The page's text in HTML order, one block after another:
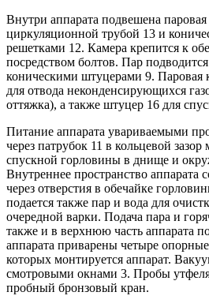
Внутри аппарата подвешена
циркуляционной трубой 13 и
решетками 12. Камера крепится к
посредством болтов. Пар
коническими штуцерами 9. Паровая
для отвода неконденсирующихся
оттяжка), а также штуцер 16 для
Питание аппарата увариваемыми
через патрубок 11 в кольцевой
спускной горловины в днище и
Внутреннее пространство аппарата
через отверстия в обечайке
подается также пар и вода для
очередной варки. Подача пара и
также и в верхнюю часть аппарата
аппарата приварены четыре
которых монтируется аппарат.
смотровыми окнами 3. Пробы утфеля
пробный бронзовый кран.